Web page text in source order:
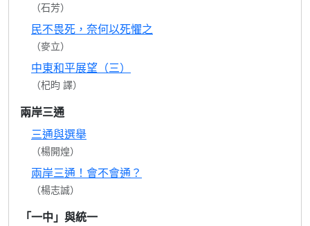
（石芳）
民不畏死，奈何以死懼之
（麥立）
中東和平展望（三）
（杞昀 譯）
兩岸三通
三通與選舉
（楊開煌）
兩岸三通！會不會通？
（楊志誠）
「一中」與統一